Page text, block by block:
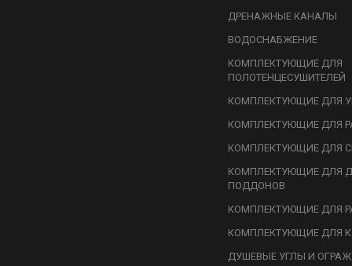
ДРЕНАЖНЫЕ КАНАЛЫ
ВОДОСНАБЖЕНИЕ
КОМПЛЕКТУЮЩИЕ ДЛЯ
ПОЛОТЕНЦЕСУШИТЕЛЕЙ
КОМПЛЕКТУЮЩИЕ ДЛЯ
КОМПЛЕКТУЮЩИЕ ДЛЯ
КОМПЛЕКТУЮЩИЕ ДЛЯ
КОМПЛЕКТУЮЩИЕ ДЛЯ
ПОДДОНОВ
КОМПЛЕКТУЮЩИЕ ДЛЯ
КОМПЛЕКТУЮЩИЕ ДЛЯ
ДУШЕВЫЕ УГЛЫ И